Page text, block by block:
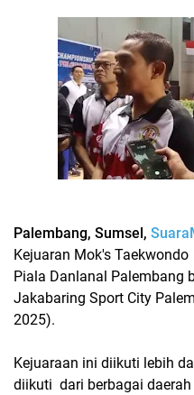
Palembang, Sumsel,
Kejuaran Mok's
Piala Danlanal Palembang
Jakabaring Sport City
2025).
Kejuaraan ini diikuti lebih
diikuti dari berbagai